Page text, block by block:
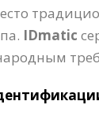
IDmatic